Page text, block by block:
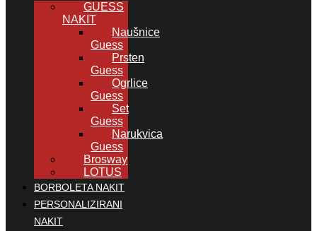
GUESS
NAKIT
Naušnice
Guess
Prsten
Guess
Ogrlice
Guess
Set
Guess
Narukvica
Guess
Brosway
LOTUS
BORBOLETA NAKIT
PERSONALIZIRANI
NAKIT